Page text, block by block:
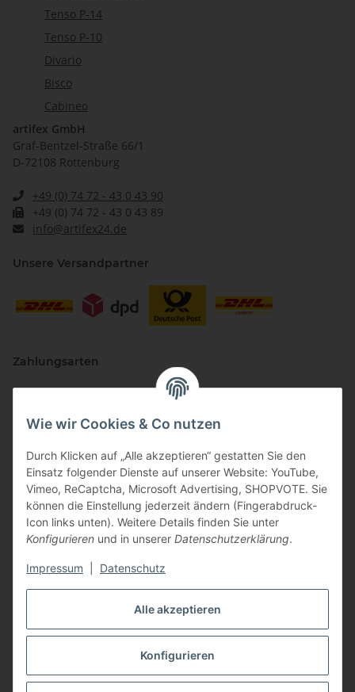
Alle akzeptieren
Konfigurieren
Wie wir Cookies & Co nutzen
Durch Klicken auf „Alle akzeptieren“ gestatten Sie den
Einsatz folgender Dienste auf unserer Website: YouTube,
Vimeo, ReCaptcha, Microsoft Advertising, SHOPVOTE. Sie
können die Einstellung jederzeit ändern (Fingerabdruck-
Icon links unten). Weitere Details finden Sie unter
Konfigurieren und in unserer Datenschutzerklärung.
Impressum Datenschutz
Tenso P-14
Tenso P-10
Divario
Bisco
Cabineo
artifex GmbH
Graf-Bentzel-Straße 66/1
D-72108 Rottenburg
+49 (0) 74 72 - 43 0 43 90
+49 (0) 74 72 - 43 0 43 89
info@artifex24.de
Unsere Versandpartner
Zahlungsarten
Vertriebspartner